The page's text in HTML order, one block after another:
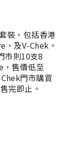
裝，包括香港
及V-Chek。
市則10支8
售價低至
門市購買
完即止。